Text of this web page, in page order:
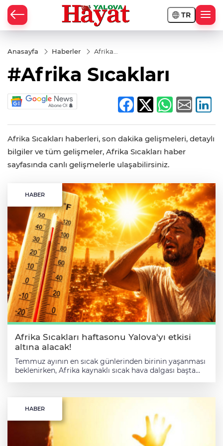
TR
Anasayfa Haberler
Afrika
#Afrika Sıcakları
Afrika Sıcakları haberleri, son dakika gelişmeleri, detaylı
bilgiler ve tüm gelişmeler, Afrika Sıcakları haber
sayfasında canlı gelişmelerle ulaşabilirsiniz.
HABER
Afrika Sıcakları haftasonu Yalova'yı etkisi
altına alacak!
Temmuz ayının en sıcak günlerinden birinin yaşanması
beklenirken, Afrika kaynaklı sıcak hava dalgası başta
sıcaklıkların mevsim normallerinin üzerine çıkacağı
tahmin ediliyor. Uzmanlar, yüksek sıcaklık ve artan
nem nedeniyle hissedilen sıcaklığın daha da
yükselebileceğine dikkat çekiyor. Özellikle yaşlılar,
çocuklar, kronik rahatsızlığı bulunan vatandaşlar ve
açık alanda çalışanların sıcak havaya karşı tedbirli
HABER